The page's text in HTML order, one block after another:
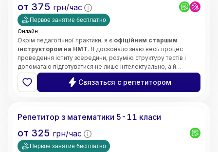
от 375 грн/час
Первое занятие бесплатно
Онлайн
Окрім педагогічної практики, я є офіційним старшим
інструктором на НМТ. Я досконало знаю весь процес
проведення іспиту зсередини, розумію структуру тестів і
допомагаю підготуватися не лише інтелектуально, а й
психологічно — без страху та паніки.
Щиро люблю свій предмет і люблю своїх учнів. Моє головне
завдання —
зробити все важке, складне та страшне в
математиці легким, простим і зрозумілим для вашої
роками системою:
Приклади(наочний розбір) ➡️
(до
повної впевненості учня).
Связаться с репетитором
Репетитор з математики 5-11 класи
от 325 грн/час
Первое занятие бесплатно